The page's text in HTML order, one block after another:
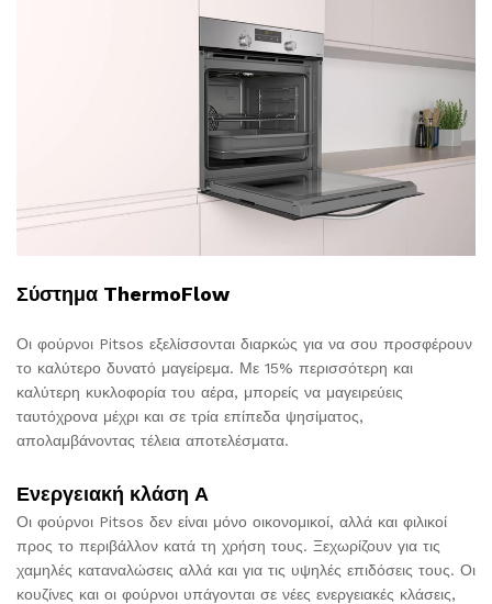
Σύστημα ThermoFlow
Οι φούρνοι Pitsos εξελίσσονται διαρκώς για να σου προσφέρουν
το καλύτερο δυνατό μαγείρεμα. Με 15% περισσότερη και
καλύτερη κυκλοφορία του αέρα, μπορείς να μαγειρεύεις
ταυτόχρονα μέχρι και σε τρία επίπεδα ψησίματος,
απολαμβάνοντας τέλεια αποτελέσματα.
Ενεργειακή κλάση Α
Οι φούρνοι Pitsos δεν είναι μόνο οικονομικοί, αλλά και φιλικοί
προς το περιβάλλον κατά τη χρήση τους. Ξεχωρίζουν για τις
χαμηλές καταναλώσεις αλλά και για τις υψηλές επιδόσεις τους. Οι
κουζίνες και οι φούρνοι υπάγονται σε νέες ενεργειακές κλάσεις,